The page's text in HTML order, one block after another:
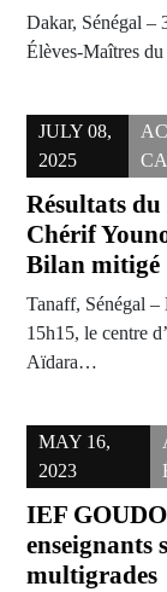
Dakar, Sénégal –
Élèves-Maîtres
JULY 08,
2025
Résultats
Chérif
Bilan
Tanaff, Sénégal
15h15, le centre
Aïdara…
MAY 16,
2023
IEF
enseignants
multigrades